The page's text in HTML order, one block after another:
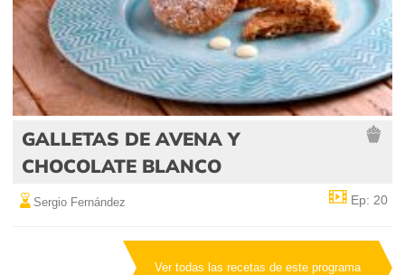
GALLETAS DE AVENA Y
CHOCOLATE BLANCO
Sergio Fernández Ep: 20
Ver todas las recetas de este programa